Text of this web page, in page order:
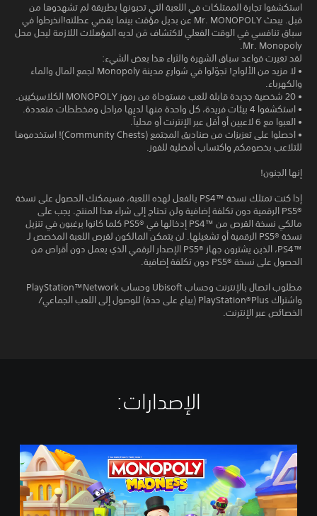
استكشفوا تجارة الممتلكات في اللعبة التي تحبونها بطريقة لم تشهدوها من
قبل. يبحث Mr. MONOPOLY عن بديل مؤقت بينما يقضي عطلته!انخرطوا في
سباق تنافسي في الوقت الفعلي لاكتشاف مَن لديه المؤهلات اللازمة ليحل محل
Mr. Monopoly.
لقد تغيرت قواعد سباق الشهرة والثراء هذا بعض الشيء:
• لا مزيد من الألواح! تجوّلوا في شوارع مدينة Monopoly لجمع المال والماء
والكهرباء.
• 20 شخصية جديدة قابلة للعب مستوحاة من رموز MONOPOLY الكلاسيكيين.
• استكشفوا 4 بيئات فريدة، كل واحدة منها لديها مراحل ومخططات متعددة.
• العبوا مع 6 لاعبين أو أقل عبر الإنترنت أو محلياً.
• احصلوا على تعزيزات من صناديق المجتمع (Community Chests)! استخدموها
للتلاعب بخصومكم واكتساب أفضلية للفوز.
إنها الجنون!
إذا كنت تمتلك نسخة PS4™‎ بالفعل لهذه اللعبة، فسيمكنك الحصول على نسخة
PS5®‎ الرقمية دون تكلفة إضافية ولن تحتاج إلى شراء هذا المنتج. يجب على
مالكي نسخة القرص من PS4™‎ إدخالها في PS5®‎ كلما كانوا يرغبون في تنزيل
نسخة PS5®‎ الرقمية أو تشغيلها. لن يتمكن المالكون لقرص اللعبة المخصص لـ
PS4™‎، الذين يشترون جهاز PS5®‎ الإصدار الرقمي الذي يعمل دون أقراص من
الحصول على نسخة PS5®‎ دون تكلفة إضافية.
مطلوب اتصال بالإنترنت وحساب Ubisoft وحساب PlayStation™Network
واشتراك PlayStation®Plus (يباع على حدة) للوصول إلى اللعب الجماعي/
الخصائص عبر الإنترنت.
الإصدارات:‏
M
O
N
O
P